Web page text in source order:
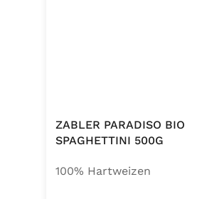
ZABLER PARADISO BIO
SPAGHETTINI 500G
100% Hartweizen